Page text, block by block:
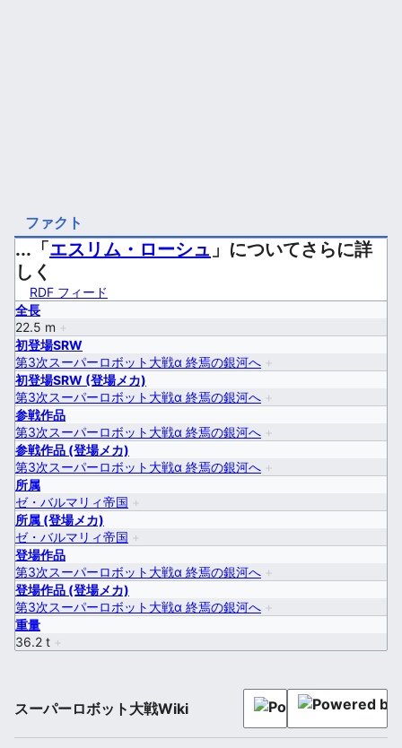
ファクト
...「エスリム・ローシュ 」についてさらに詳
しく
RDF フィード
全長
22.5 m +
初登場SRW
第3次スーパーロボット大戦α 終焉の銀河へ +
初登場SRW (登場メカ)
第3次スーパーロボット大戦α 終焉の銀河へ +
参戦作品
第3次スーパーロボット大戦α 終焉の銀河へ +
参戦作品 (登場メカ)
第3次スーパーロボット大戦α 終焉の銀河へ +
所属
ゼ・バルマリィ帝国 +
所属 (登場メカ)
ゼ・バルマリィ帝国 +
登場作品
第3次スーパーロボット大戦α 終焉の銀河へ +
登場作品 (登場メカ)
第3次スーパーロボット大戦α 終焉の銀河へ +
重量
36.2 t +
スーパーロボット大戦Wiki